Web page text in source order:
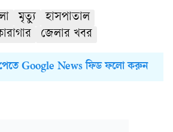
মৃত্যু
হাসপাতাল
জেলার খবর
পেতে Google News ফিড ফলো করুন